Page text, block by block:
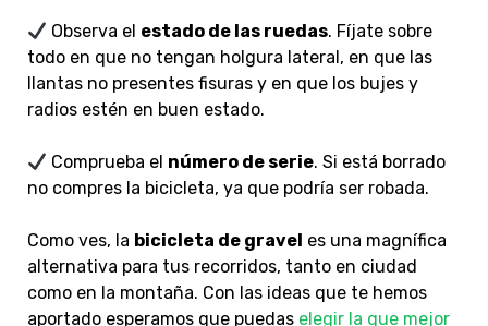
Observa el estado de las ruedas. Fíjate sobre
todo en que no tengan holgura lateral, en que las
llantas no presentes fisuras y en que los bujes y
radios estén en buen estado.
Comprueba el número de serie. Si está borrado
no compres la bicicleta, ya que podría ser robada.
Como ves, la bicicleta de gravel es una magnífica
alternativa para tus recorridos, tanto en ciudad
como en la montaña. Con las ideas que te hemos
aportado esperamos que puedas elegir la que mejor